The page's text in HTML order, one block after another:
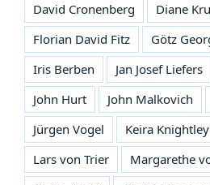
David Cronenberg
Diane
Florian David Fitz
Götz
Iris Berben
Jan Josef Liefers
John Hurt
John Malkovich
Jürgen Vogel
Keira Knightley
Lars von Trier
Margarethe